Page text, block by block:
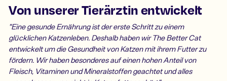
Von unserer Tierärztin entwickelt
"Eine gesunde Ernährung ist der erste Schritt zu einem
glücklichen Katzenleben. Deshalb haben wir The Better Cat
entwickelt um die Gesundheit von Katzen mit ihrem Futter zu
fördern. Wir haben besonderes auf einen hohen Anteil von
Fleisch, Vitaminen und Mineralstoffen geachtet und alles